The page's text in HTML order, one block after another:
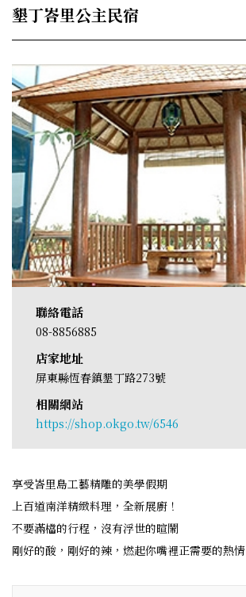
墾丁峇里公主民宿
聯絡電話
08-8856885
店家地址
屏東縣恆春鎮墾丁路273號
相關網站
https://shop.okgo.tw/6546
享受峇里島工藝精雕的美學假期
上百道南洋精緻料理，全新展廚！
不要滿檔的行程，沒有浮世的暄鬧
剛好的酸，剛好的辣，燃起你嘴裡正需要的熱情